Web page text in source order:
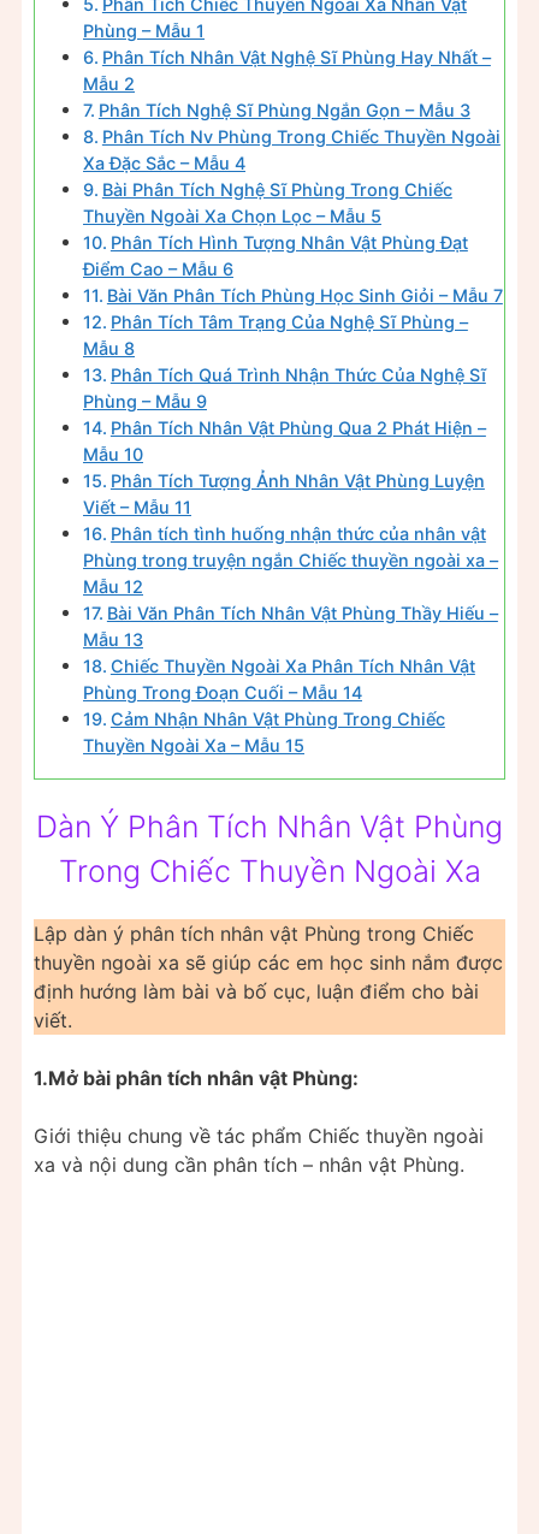
Phân Tích Chiếc Thuyền Ngoài Xa Nhân Vật
Phùng – Mẫu 1
Phân Tích Nhân Vật Nghệ Sĩ Phùng Hay Nhất –
Mẫu 2
Phân Tích Nghệ Sĩ Phùng Ngắn Gọn – Mẫu 3
Phân Tích Nv Phùng Trong Chiếc Thuyền Ngoài
Xa Đặc Sắc – Mẫu 4
Bài Phân Tích Nghệ Sĩ Phùng Trong Chiếc
Thuyền Ngoài Xa Chọn Lọc – Mẫu 5
Phân Tích Hình Tượng Nhân Vật Phùng Đạt
Điểm Cao – Mẫu 6
Bài Văn Phân Tích Phùng Học Sinh Giỏi – Mẫu 7
Phân Tích Tâm Trạng Của Nghệ Sĩ Phùng –
Mẫu 8
Phân Tích Quá Trình Nhận Thức Của Nghệ Sĩ
Phùng – Mẫu 9
Phân Tích Nhân Vật Phùng Qua 2 Phát Hiện –
Mẫu 10
Phân Tích Tượng Ảnh Nhân Vật Phùng Luyện
Viết – Mẫu 11
Phân tích tình huống nhận thức của nhân vật
Phùng trong truyện ngắn Chiếc thuyền ngoài xa –
Mẫu 12
Bài Văn Phân Tích Nhân Vật Phùng Thầy Hiếu –
Mẫu 13
Chiếc Thuyền Ngoài Xa Phân Tích Nhân Vật
Phùng Trong Đoạn Cuối – Mẫu 14
Cảm Nhận Nhân Vật Phùng Trong Chiếc
Thuyền Ngoài Xa – Mẫu 15
Dàn Ý Phân Tích Nhân Vật Phùng
Trong Chiếc Thuyền Ngoài Xa
Lập dàn ý phân tích nhân vật Phùng trong Chiếc
thuyền ngoài xa sẽ giúp các em học sinh nắm được
định hướng làm bài và bố cục, luận điểm cho bài
viết.
1.Mở bài phân tích nhân vật Phùng:
Giới thiệu chung về tác phẩm Chiếc thuyền ngoài
xa và nội dung cần phân tích – nhân vật Phùng.